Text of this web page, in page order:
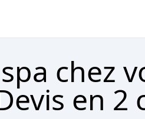
chez
en 2